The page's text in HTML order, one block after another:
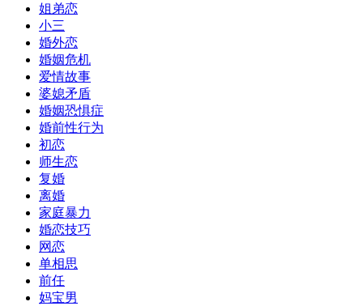
姐弟恋
小三
婚外恋
婚姻危机
爱情故事
婆媳矛盾
婚姻恐惧症
婚前性行为
初恋
师生恋
复婚
离婚
家庭暴力
婚恋技巧
网恋
单相思
前任
妈宝男